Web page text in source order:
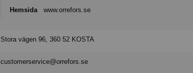
Hemsida
www.orrefors.se
Stora vägen 96, 360 52 KOSTA
customerservice@orrefors.se